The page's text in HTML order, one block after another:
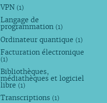
VPN (1)
Langage de
programmation (1)
Ordinateur quantique (1)
Facturation électronique
(1)
Bibliothèques,
médiathèques et logiciel
libre (1)
Transcriptions (1)